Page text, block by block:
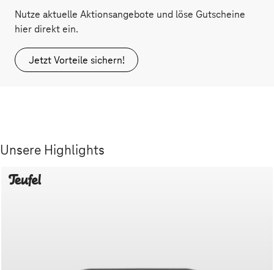
Nutze aktuelle Aktionsangebote und löse Gutscheine
hier direkt ein.
Jetzt Vorteile sichern!
Unsere Highlights